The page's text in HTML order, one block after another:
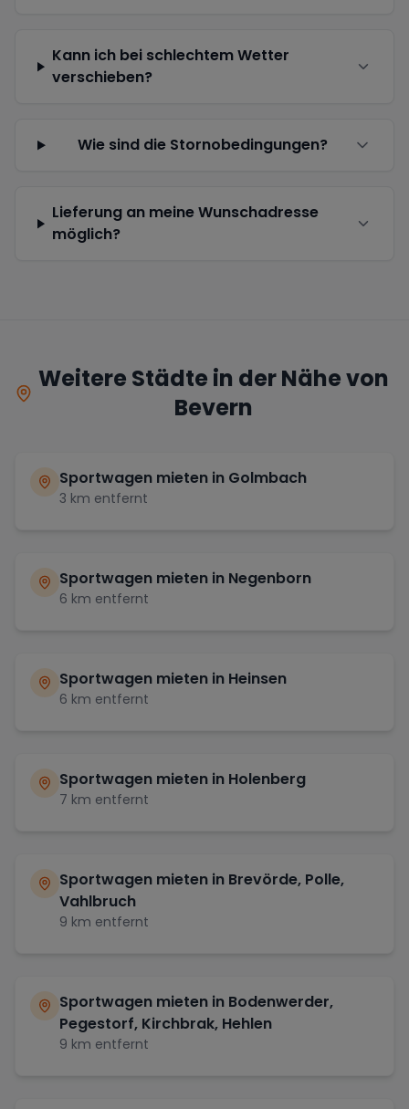
Kann ich bei schlechtem Wetter
verschieben?
Wie sind die Stornobedingungen?
Lieferung an meine Wunschadresse
möglich?
Weitere Städte in der Nähe von
Bevern
Sportwagen mieten in Golmbach
3 km entfernt
Sportwagen mieten in Negenborn
6 km entfernt
Sportwagen mieten in Heinsen
6 km entfernt
Sportwagen mieten in Holenberg
7 km entfernt
Sportwagen mieten in Brevörde, Polle,
Vahlbruch
9 km entfernt
Sportwagen mieten in Bodenwerder,
Pegestorf, Kirchbrak, Hehlen
9 km entfernt